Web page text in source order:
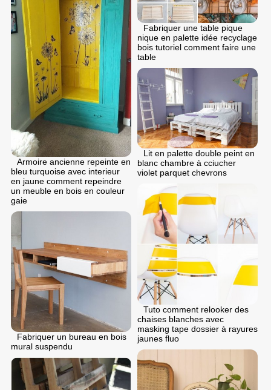
Fabriquer une table pique
nique en palette idée recyclage
bois tutoriel comment faire une
table
Armoire ancienne repeinte en
bleu turquoise avec interieur
en jaune comment repeindre
un meuble en bois en couleur
gaie
Lit en palette double peint en
blanc chambre à cciucher
violet parquet chevrons
Tuto comment relooker des
chaises blanches avec
masking tape dossier à rayures
jaunes fluo
Fabriquer un bureau en bois
mural suspendu